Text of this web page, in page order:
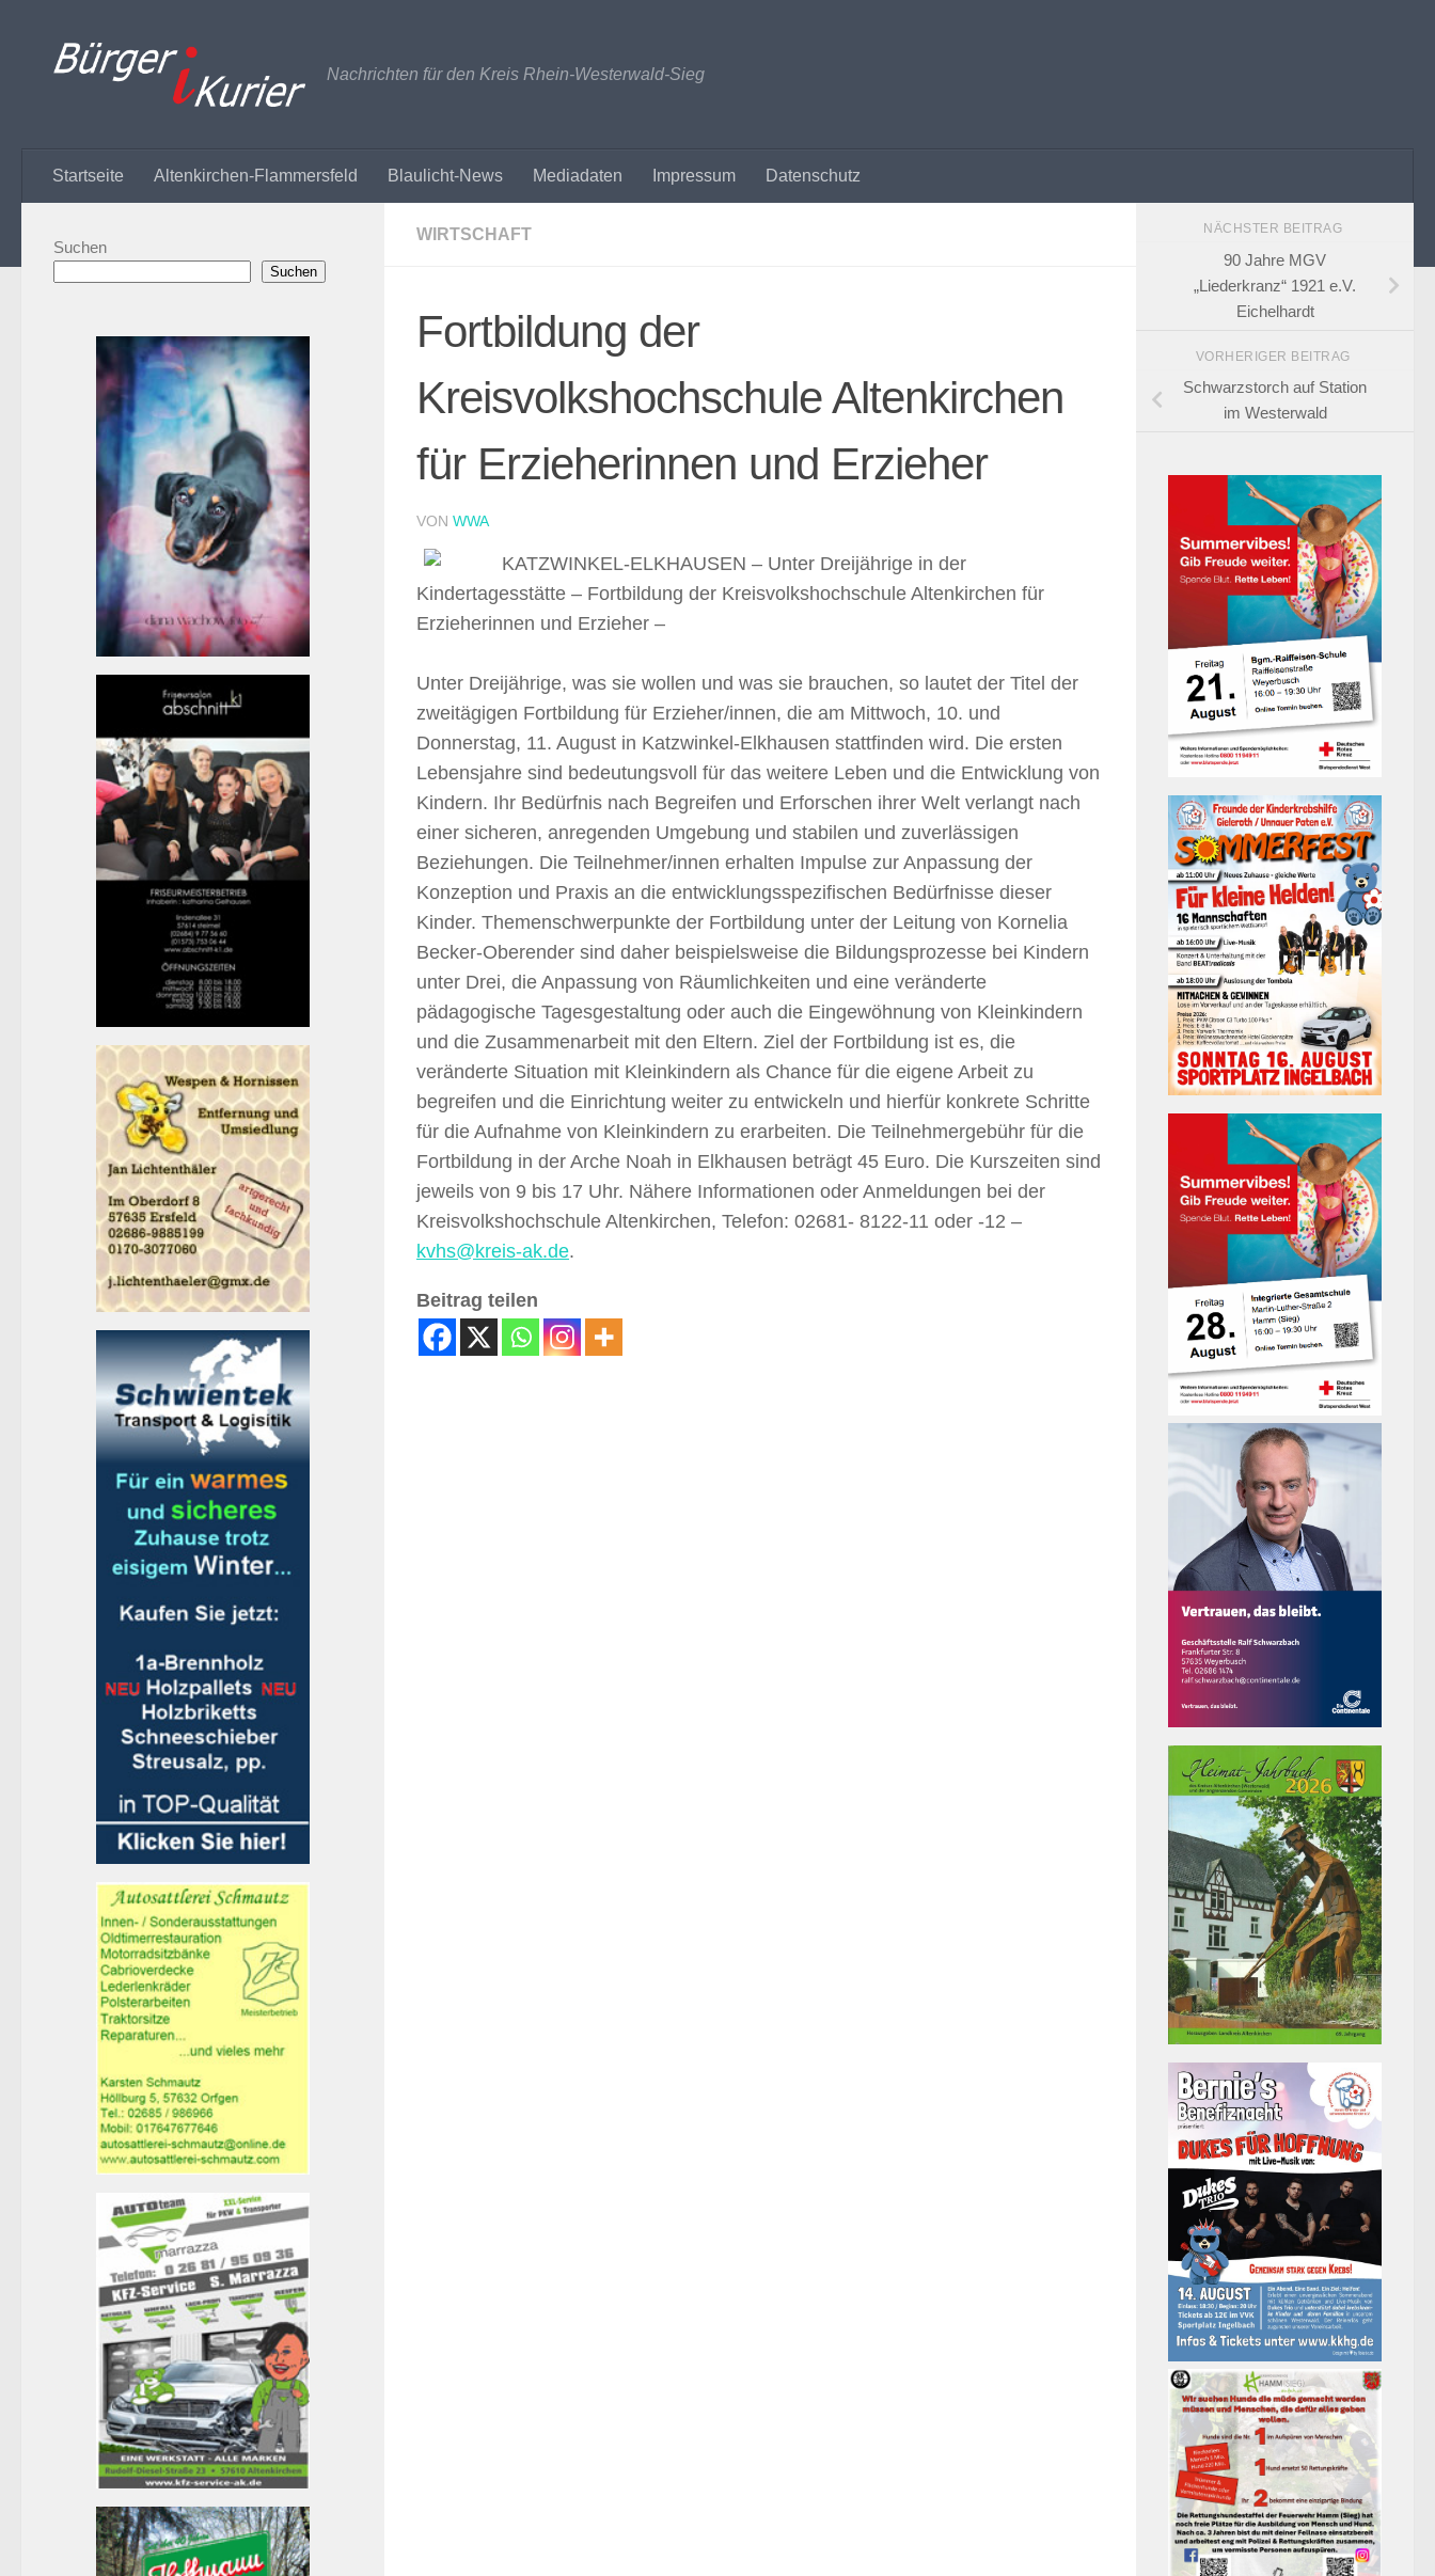
Nachrichten für den Kreis Rhein-Westerwald-Sieg
Startseite Altenkirchen-Flammersfeld Blaulicht-News Mediadaten Impressum Datenschutz
WIRTSCHAFT
Fortbildung der
Kreisvolkshochschule Altenkirchen
für Erzieherinnen und Erzieher
VON WWA
KATZWINKEL-ELKHAUSEN – Unter Dreijährige in der
Kindertagesstätte – Fortbildung der Kreisvolkshochschule Altenkirchen für
Erzieherinnen und Erzieher –
Unter Dreijährige, was sie wollen und was sie brauchen, so lautet der Titel der
zweitägigen Fortbildung für Erzieher/innen, die am Mittwoch, 10. und
Donnerstag, 11. August in Katzwinkel-Elkhausen stattfinden wird. Die ersten
Lebensjahre sind bedeutungsvoll für das weitere Leben und die Entwicklung von
Kindern. Ihr Bedürfnis nach Begreifen und Erforschen ihrer Welt verlangt nach
einer sicheren, anregenden Umgebung und stabilen und zuverlässigen
Beziehungen. Die Teilnehmer/innen erhalten Impulse zur Anpassung der
Konzeption und Praxis an die entwicklungsspezifischen Bedürfnisse dieser
Kinder. Themenschwerpunkte der Fortbildung unter der Leitung von Kornelia
Becker-Oberender sind daher beispielsweise die Bildungsprozesse bei Kindern
unter Drei, die Anpassung von Räumlichkeiten und eine veränderte
pädagogische Tagesgestaltung oder auch die Eingewöhnung von Kleinkindern
und die Zusammenarbeit mit den Eltern. Ziel der Fortbildung ist es, die
veränderte Situation mit Kleinkindern als Chance für die eigene Arbeit zu
begreifen und die Einrichtung weiter zu entwickeln und hierfür konkrete Schritte
für die Aufnahme von Kleinkindern zu erarbeiten. Die Teilnehmergebühr für die
Fortbildung in der Arche Noah in Elkhausen beträgt 45 Euro. Die Kurszeiten sind
jeweils von 9 bis 17 Uhr. Nähere Informationen oder Anmeldungen bei der
Kreisvolkshochschule Altenkirchen, Telefon: 02681- 8122-11 oder -12 –
kvhs@kreis-ak.de.
Beitrag teilen
Suchen
Suchen
NÄCHSTER BEITRAG
90 Jahre MGV
„Liederkranz“ 1921 e.V.
Eichelhardt
VORHERIGER BEITRAG
Schwarzstorch auf Station
im Westerwald